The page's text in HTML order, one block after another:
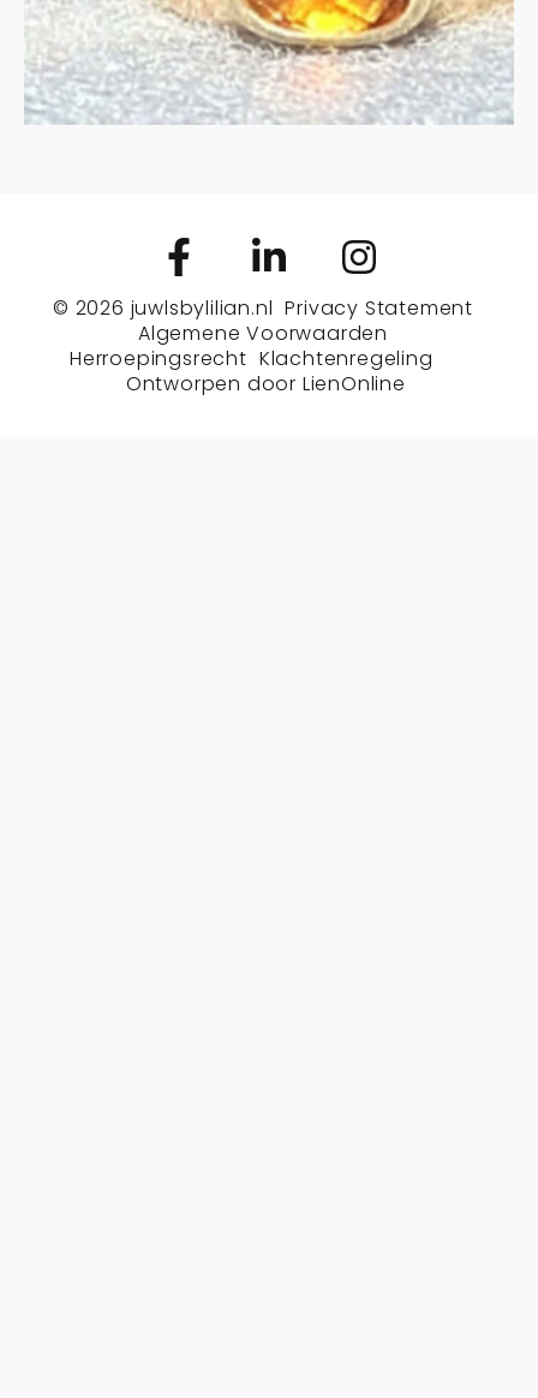
© 2026 juwlsbylilian.nl Privacy Statement
Algemene Voorwaarden
Herroepingsrecht Klachtenregeling
Ontworpen door LienOnline